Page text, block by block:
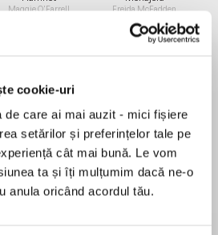
cookie-uri
de care ai mai auzit - mici fișiere
setărilor și preferințelor tale pe
cât mai bună. Le vom
ta și îți mulțumim dacă ne-o
anula oricând acordul tău.
Maggie O'Farrell
se îmbracă de
la...
Lauren Weisberger
Freida McFadden
Migdală
Sohn Won-pyung